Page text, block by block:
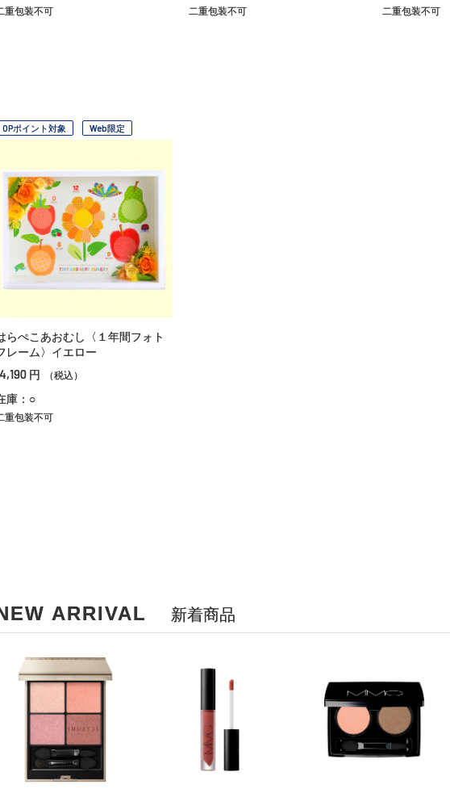
重包装不可 二重包装不可 二重包装不可
OPポイント対象 Web限定
らぺこあおむし〈１年間フォト
レーム〉イエロー
円 （税込）
庫：○
重包装不可
ARRIVAL 新着商品